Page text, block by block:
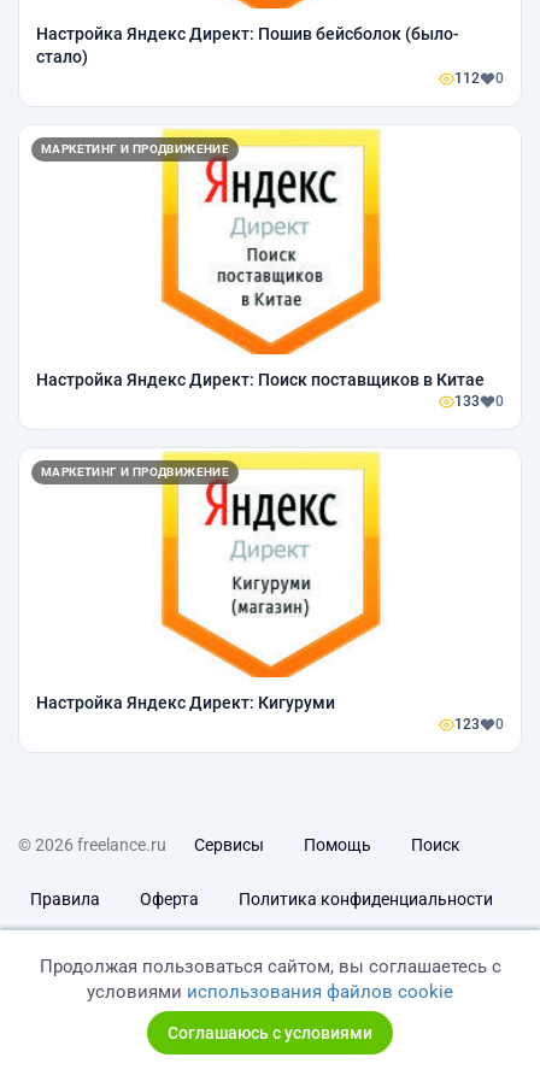
Настройка Яндекс Директ: Пошив бейсболок (было-
стало)
112 0
МАРКЕТИНГ И ПРОДВИЖЕНИЕ
Настройка Яндекс Директ: Поиск поставщиков в Китае
133 0
МАРКЕТИНГ И ПРОДВИЖЕНИЕ
Настройка Яндекс Директ: Кигуруми
123 0
© 2026 freelance.ru Сервисы Помощь Поиск
Правила Оферта Политика конфиденциальности
Продолжая пользоваться сайтом, вы соглашаетесь с
условиями использования файлов cookie
Соглашаюсь с условиями